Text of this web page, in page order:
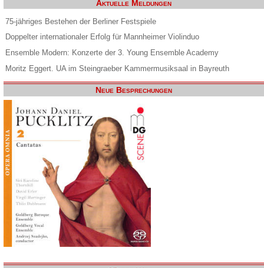
Aktuelle Meldungen
75-jähriges Bestehen der Berliner Festspiele
Doppelter internationaler Erfolg für Mannheimer Violinduo
Ensemble Modern: Konzerte der 3. Young Ensemble Academy
Moritz Eggert. UA im Steingraeber Kammermusiksaal in Bayreuth
Neue Besprechungen